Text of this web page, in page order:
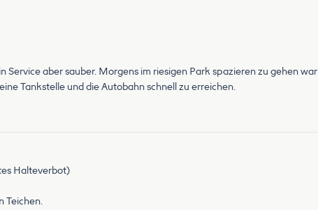
aber sauber. Morgens im riesigen Park spazieren zu gehen war
Tankstelle und die Autobahn schnell zu erreichen.
Halteverbot)
Teichen.